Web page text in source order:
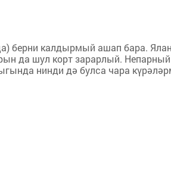
берни калдырмый ашап бара.
да шул корт зарарлый. Непарный
нинди дә булса чара